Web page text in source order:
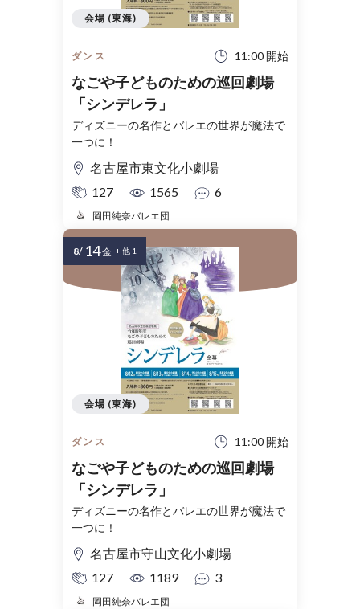
ダンス 11:00 開始
なごや子どものための巡回劇場
「シンデレラ」
ディズニーの名作とバレエの世界が魔法で
一つに！
名古屋市東文化小劇場
127
1565 6
岡田純奈バレエ団
会場 (東海)
ダンス 11:00 開始
なごや子どものための巡回劇場
「シンデレラ」
ディズニーの名作とバレエの世界が魔法で
一つに！
名古屋市守山文化小劇場
127
1189 3
岡田純奈バレエ団
会場 (東海)
8/ 14金 + 他 1